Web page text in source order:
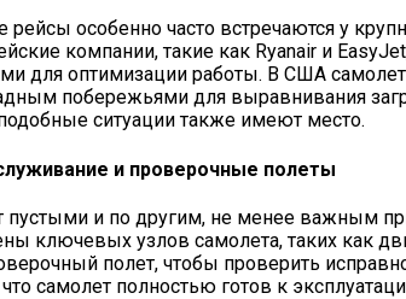
рейсы особенно часто встречаются у
компании, такие как Ryanairи
для оптимизации работы. В США
побережьями для выравнивания
ситуации также имеют место.
и проверочные полеты
и по другим, не менее важным
ключевых узлов самолета, таких как
полет, чтобы проверить
самолет полностью готов к